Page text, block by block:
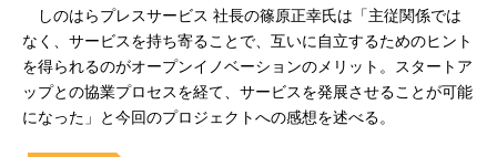
しのはらプレスサービス 社長の篠原正幸氏は「主従関係では
なく、サービスを持ち寄ることで、互いに自立するためのヒント
を得られるのがオープンイノベーションのメリット。スタートア
ップとの協業プロセスを経て、サービスを発展させることが可能
になった」と今回のプロジェクトへの感想を述べる。